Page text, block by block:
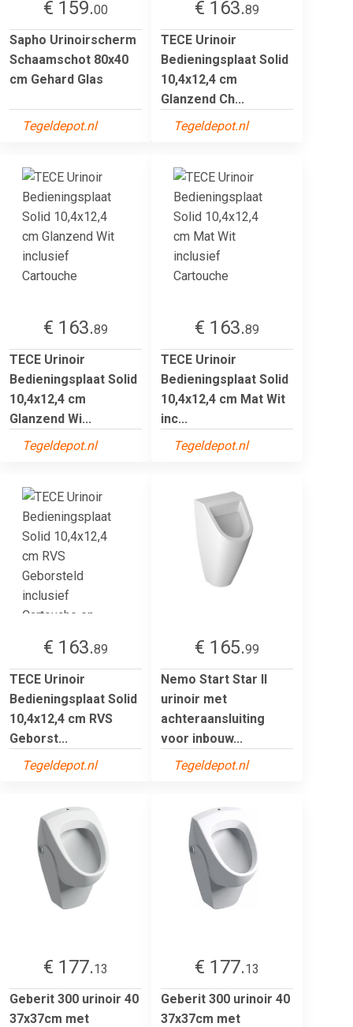
€ 159.00
Sapho Urinoirscherm
Schaamschot 80x40
cm Gehard Glas
Tegeldepot.nl
€ 163.89
TECE Urinoir
Bedieningsplaat Solid
10,4x12,4 cm
Glanzend Ch...
Tegeldepot.nl
€ 163.89
TECE Urinoir
Bedieningsplaat Solid
10,4x12,4 cm
Glanzend Wi...
Tegeldepot.nl
€ 163.89
TECE Urinoir
Bedieningsplaat Solid
10,4x12,4 cm Mat Wit
inc...
Tegeldepot.nl
€ 163.89
TECE Urinoir
Bedieningsplaat Solid
10,4x12,4 cm RVS
Geborst...
Tegeldepot.nl
€ 165.99
Nemo Start Star II
urinoir met
achteraansluiting
voor inbouw...
Tegeldepot.nl
€ 177.13
Geberit 300 urinoir 40
37x37cm met
€ 177.13
Geberit 300 urinoir 40
37x37cm met